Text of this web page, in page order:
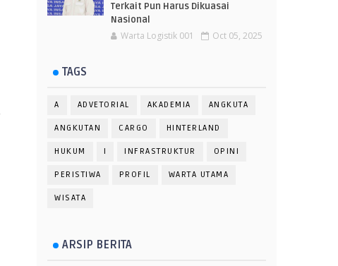
Terkait Pun Harus Dikuasai
Nasional
Warta Logistik 001 Oct 05, 2025
TAGS
A ADVETORIAL AKADEMIA ANGKUTA
ANGKUTAN CARGO HINTERLAND
HUKUM I INFRASTRUKTUR OPINI
PERISTIWA PROFIL WARTA UTAMA
WISATA
ARSIP BERITA